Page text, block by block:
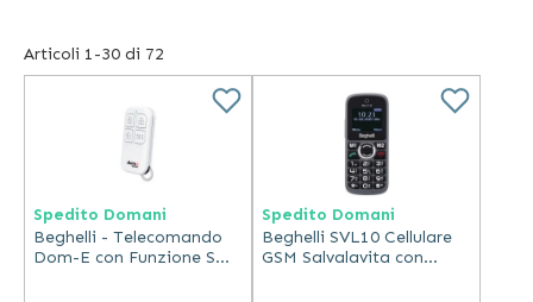
comunicatori portatili e vari ausili tecnologici, sono parte
integrante del nostro catalogo diausili Pc e per la
comunicazione
di prima qualità, selezionati per
soddisfare le esigenze di tutte quelle persone che
necessitano di un supporto dedicato per poter realizzare
tutte le operazioni di utilizzo dei sistemi informatici e
tecnologici in autonomia, e con la massima sicurezza.
Articoli 1-30 di 72
Spedito Domani
Beghelli - Telecomando
Dom-E con Funzione SOS
Spedito Domani
Beghelli SVL10 Cellulare
GSM Salvalavita con